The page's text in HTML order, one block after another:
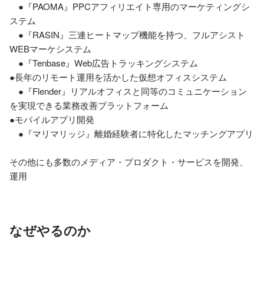
●『PAOMA』PPCアフィリエイト専用のマーケティングシ
ステム
●『RASIN』三連ヒートマップ機能を持つ、フルアシスト
WEBマーケシステム
●『Tenbase』Web広告トラッキングシステム
●長年のリモート運用を活かした仮想オフィスシステム
●『Flender』リアルオフィスと同等のコミュニケーション
を実現できる業務改善プラットフォーム
●モバイルアプリ開発
●『マリマリッジ』離婚経験者に特化したマッチングアプリ
その他にも多数のメディア・プロダクト・サービスを開発、
運用
なぜやるのか